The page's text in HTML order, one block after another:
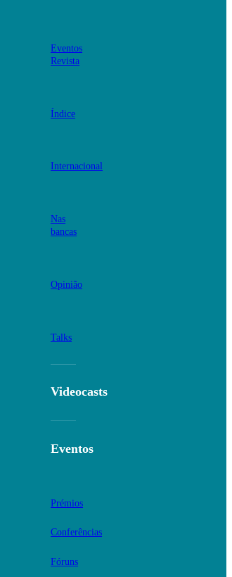
Eventos
Revista
Índice
Internacional
Nas
bancas
Opinião
Talks
Videocasts
Eventos
Prémios
Conferências
Fóruns